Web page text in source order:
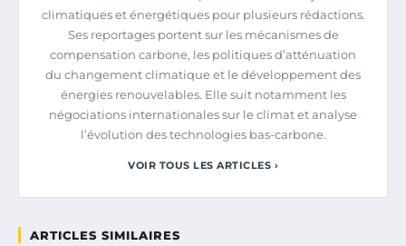
climatiques et énergétiques pour plusieurs rédactions.
Ses reportages portent sur les mécanismes de
compensation carbone, les politiques d’atténuation
du changement climatique et le développement des
énergies renouvelables. Elle suit notamment les
négociations internationales sur le climat et analyse
l’évolution des technologies bas-carbone.
VOIR TOUS LES ARTICLES ›
ARTICLES SIMILAIRES